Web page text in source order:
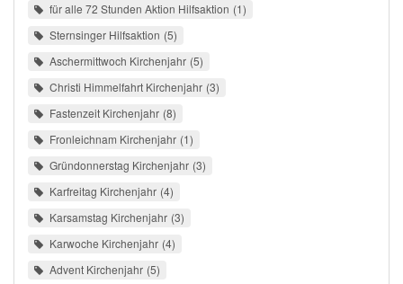
für alle 72 Stunden Aktion Hilfsaktion 1
Sternsinger Hilfsaktion 5
Aschermittwoch Kirchenjahr 5
Christi Himmelfahrt Kirchenjahr 3
Fastenzeit Kirchenjahr 8
Fronleichnam Kirchenjahr 1
Gründonnerstag Kirchenjahr 3
Karfreitag Kirchenjahr 4
Karsamstag Kirchenjahr 3
Karwoche Kirchenjahr 4
Advent Kirchenjahr 5